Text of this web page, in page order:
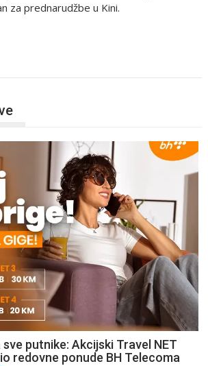
za prednarudžbe u Kini.
putnike: Akcijski Travel NET
redovne ponude BH Telecoma